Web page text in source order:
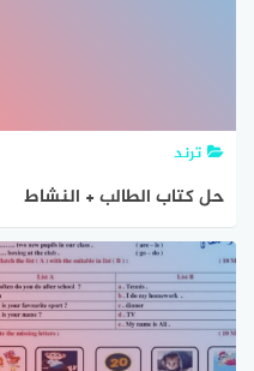
ترند
حل كتاب الطالب + النشاط
مادة العلوم رابع ابتدائي ف1
كاملا حل اسئلة مادة العلوم
للصف رابع ابتدائي الفصل
الاول 1439 هـ اجابة السؤال